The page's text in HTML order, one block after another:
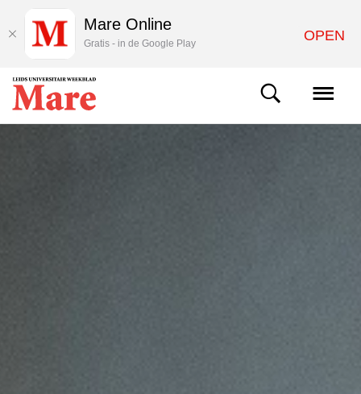
Mare Online
Gratis - in de Google Play OPEN